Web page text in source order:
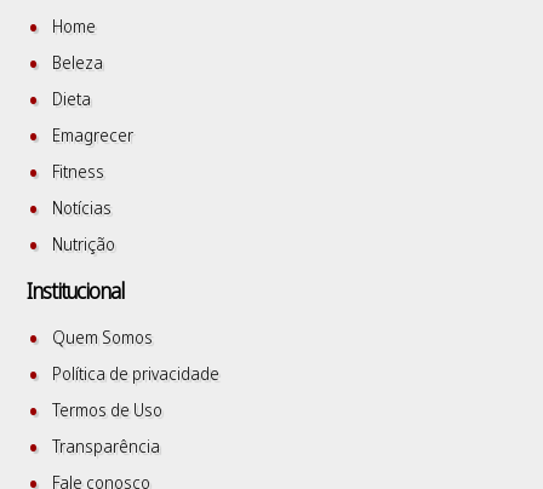
Home
Beleza
Dieta
Emagrecer
Fitness
Notícias
Nutrição
Institucional
Quem Somos
Política de privacidade
Termos de Uso
Transparência
Fale conosco